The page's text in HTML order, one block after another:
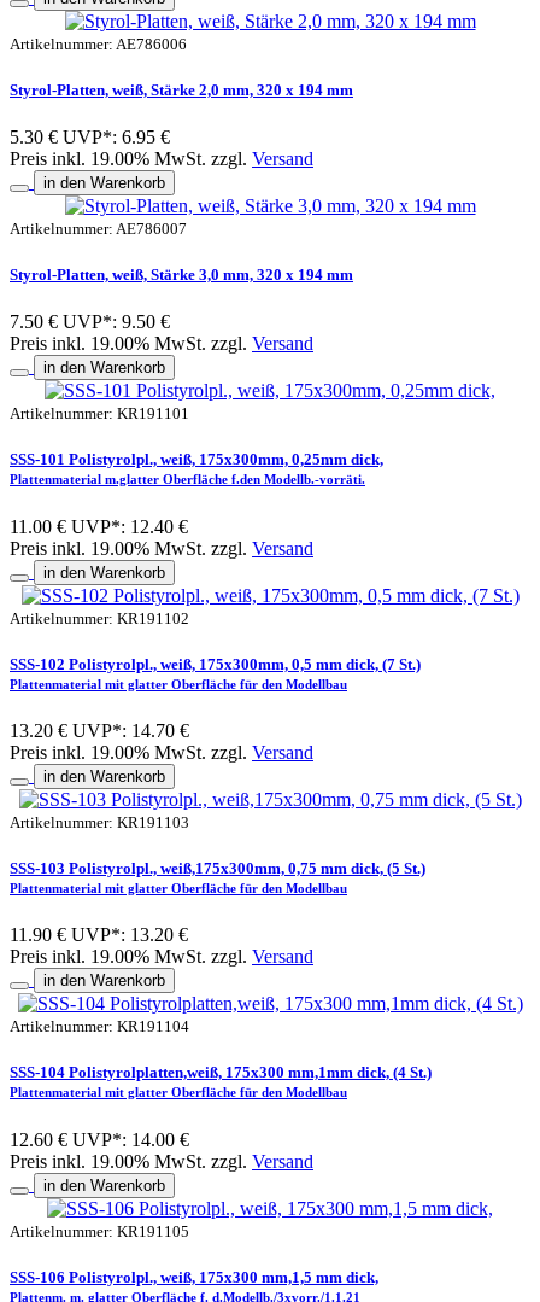
Artikelnummer: AE786006
Styrol-Platten, weiß, Stärke 2,0 mm, 320 x 194 mm
5.30 € UVP*: 6.95 €
Preis inkl. 19.00% MwSt. zzgl. Versand
in den Warenkorb
Artikelnummer: AE786007
Styrol-Platten, weiß, Stärke 3,0 mm, 320 x 194 mm
7.50 € UVP*: 9.50 €
Preis inkl. 19.00% MwSt. zzgl. Versand
in den Warenkorb
Artikelnummer: KR191101
SSS-101 Polistyrolpl., weiß, 175x300mm, 0,25mm dick,
Plattenmaterial m.glatter Oberfläche f.den Modellb.-vorräti.
11.00 € UVP*: 12.40 €
Preis inkl. 19.00% MwSt. zzgl. Versand
in den Warenkorb
Artikelnummer: KR191102
SSS-102 Polistyrolpl., weiß, 175x300mm, 0,5 mm dick, (7 St.)
Plattenmaterial mit glatter Oberfläche für den Modellbau
13.20 € UVP*: 14.70 €
Preis inkl. 19.00% MwSt. zzgl. Versand
in den Warenkorb
Artikelnummer: KR191103
SSS-103 Polistyrolpl., weiß,175x300mm, 0,75 mm dick, (5 St.)
Plattenmaterial mit glatter Oberfläche für den Modellbau
11.90 € UVP*: 13.20 €
Preis inkl. 19.00% MwSt. zzgl. Versand
in den Warenkorb
Artikelnummer: KR191104
SSS-104 Polistyrolplatten,weiß, 175x300 mm,1mm dick, (4 St.)
Plattenmaterial mit glatter Oberfläche für den Modellbau
12.60 € UVP*: 14.00 €
Preis inkl. 19.00% MwSt. zzgl. Versand
in den Warenkorb
Artikelnummer: KR191105
SSS-106 Polistyrolpl., weiß, 175x300 mm,1,5 mm dick,
Plattenm. m. glatter Oberfläche f. d.Modellb./3xvorr./1.1.21